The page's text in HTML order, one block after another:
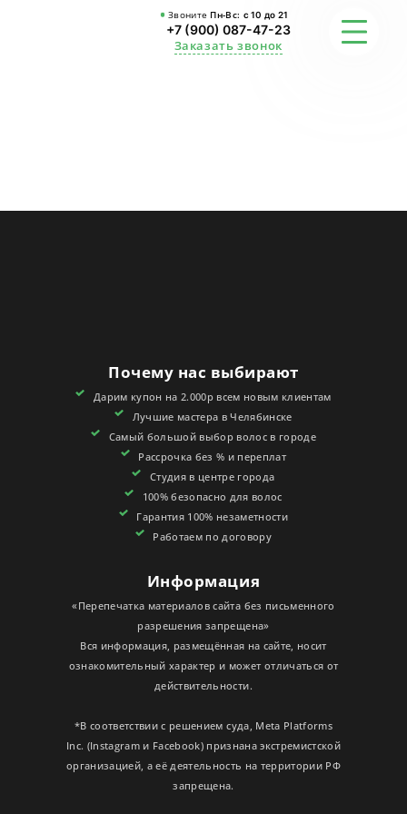
Звоните Пн-Вс: с 10 до 21
+7 (900) 087-47-23
Заказать звонок
КОНТАКТЫ
СЕРТИФИКАТЫ
Почему нас выбирают
Дарим купон на 2.000р всем новым клиентам
Лучшие мастера в Челябинске
Самый большой выбор волос в городе
Рассрочка без % и переплат
Студия в центре города
100% безопасно для волос
Гарантия 100% незаметности
Работаем по договору
Информация
«Перепечатка материалов сайта без письменного
разрешения запрещена»
Вся информация, размещённая на сайте, носит
ознакомительный характер и может отличаться от
действительности.
*В соответствии с решением суда, Meta Platforms
Inc. (Instagram и Facebook) признана экстремистской
организацией, а её деятельность на территории РФ
запрещена.